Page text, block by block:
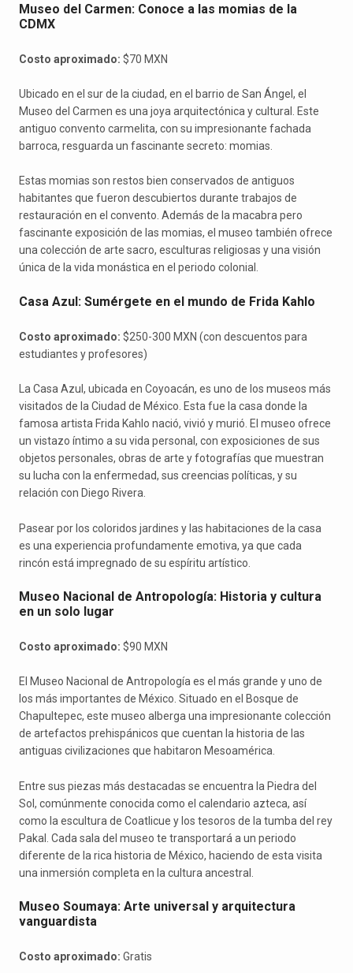
Museo del Carmen: Conoce a las momias de la
CDMX
Costo aproximado: $70 MXN
Ubicado en el sur de la ciudad, en el barrio de San Ángel, el
Museo del Carmen es una joya arquitectónica y cultural. Este
antiguo convento carmelita, con su impresionante fachada
barroca, resguarda un fascinante secreto: momias.
Estas momias son restos bien conservados de antiguos
habitantes que fueron descubiertos durante trabajos de
restauración en el convento. Además de la macabra pero
fascinante exposición de las momias, el museo también ofrece
una colección de arte sacro, esculturas religiosas y una visión
única de la vida monástica en el periodo colonial.
Casa Azul: Sumérgete en el mundo de Frida Kahlo
Costo aproximado: $250-300 MXN (con descuentos para
estudiantes y profesores)
La Casa Azul, ubicada en Coyoacán, es uno de los museos más
visitados de la Ciudad de México. Esta fue la casa donde la
famosa artista Frida Kahlo nació, vivió y murió. El museo ofrece
un vistazo íntimo a su vida personal, con exposiciones de sus
objetos personales, obras de arte y fotografías que muestran
su lucha con la enfermedad, sus creencias políticas, y su
relación con Diego Rivera.
Pasear por los coloridos jardines y las habitaciones de la casa
es una experiencia profundamente emotiva, ya que cada
rincón está impregnado de su espíritu artístico.
Museo Nacional de Antropología: Historia y cultura
en un solo lugar
Costo aproximado: $90 MXN
El Museo Nacional de Antropología es el más grande y uno de
los más importantes de México. Situado en el Bosque de
Chapultepec, este museo alberga una impresionante colección
de artefactos prehispánicos que cuentan la historia de las
antiguas civilizaciones que habitaron Mesoamérica.
Entre sus piezas más destacadas se encuentra la Piedra del
Sol, comúnmente conocida como el calendario azteca, así
como la escultura de Coatlicue y los tesoros de la tumba del rey
Pakal. Cada sala del museo te transportará a un periodo
diferente de la rica historia de México, haciendo de esta visita
una inmersión completa en la cultura ancestral.
Museo Soumaya: Arte universal y arquitectura
vanguardista
Costo aproximado: Gratis